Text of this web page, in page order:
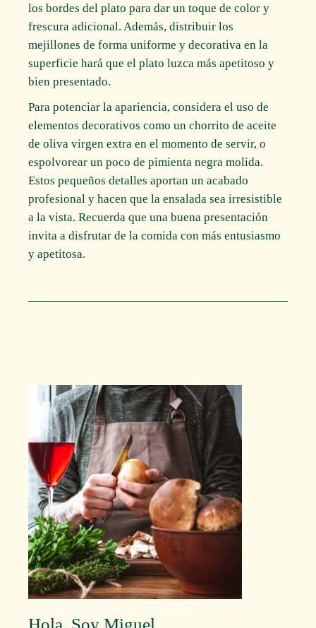
los bordes del plato para dar un toque de color y
frescura adicional. Además, distribuir los
mejillones de forma uniforme y decorativa en la
superficie hará que el plato luzca más apetitoso y
bien presentado.
Para potenciar la apariencia, considera el uso de
elementos decorativos como un chorrito de aceite
de oliva virgen extra en el momento de servir, o
espolvorear un poco de pimienta negra molida.
Estos pequeños detalles aportan un acabado
profesional y hacen que la ensalada sea irresistible
a la vista. Recuerda que una buena presentación
invita a disfrutar de la comida con más entusiasmo
y apetitosa.
Hola, Soy Miguel